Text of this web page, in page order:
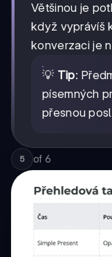
Většinou je
když vyprávíš
konverzaci je
💡 Tip:
písemných
přesnou
5 of 6